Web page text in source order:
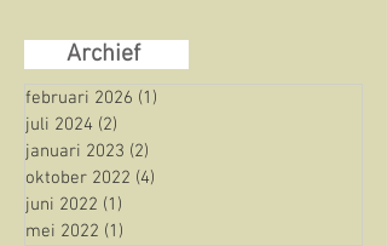
Archief
februari 2026 (1)
juli 2024 (2)
januari 2023 (2)
oktober 2022 (4)
juni 2022 (1)
mei 2022 (1)